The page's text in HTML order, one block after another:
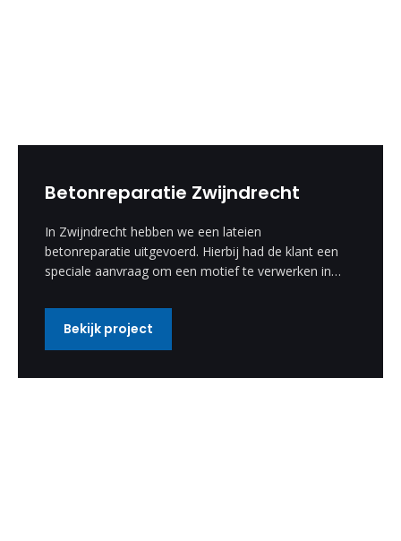
Betonreparatie Zwijndrecht
In Zwijndrecht hebben we een lateien
betonreparatie uitgevoerd. Hierbij had de klant een
speciale aanvraag om een motief te verwerken in
uitgevoerd en is een enorm mooi resultaat
geworden.
Bekijk project